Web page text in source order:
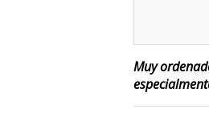
Muy